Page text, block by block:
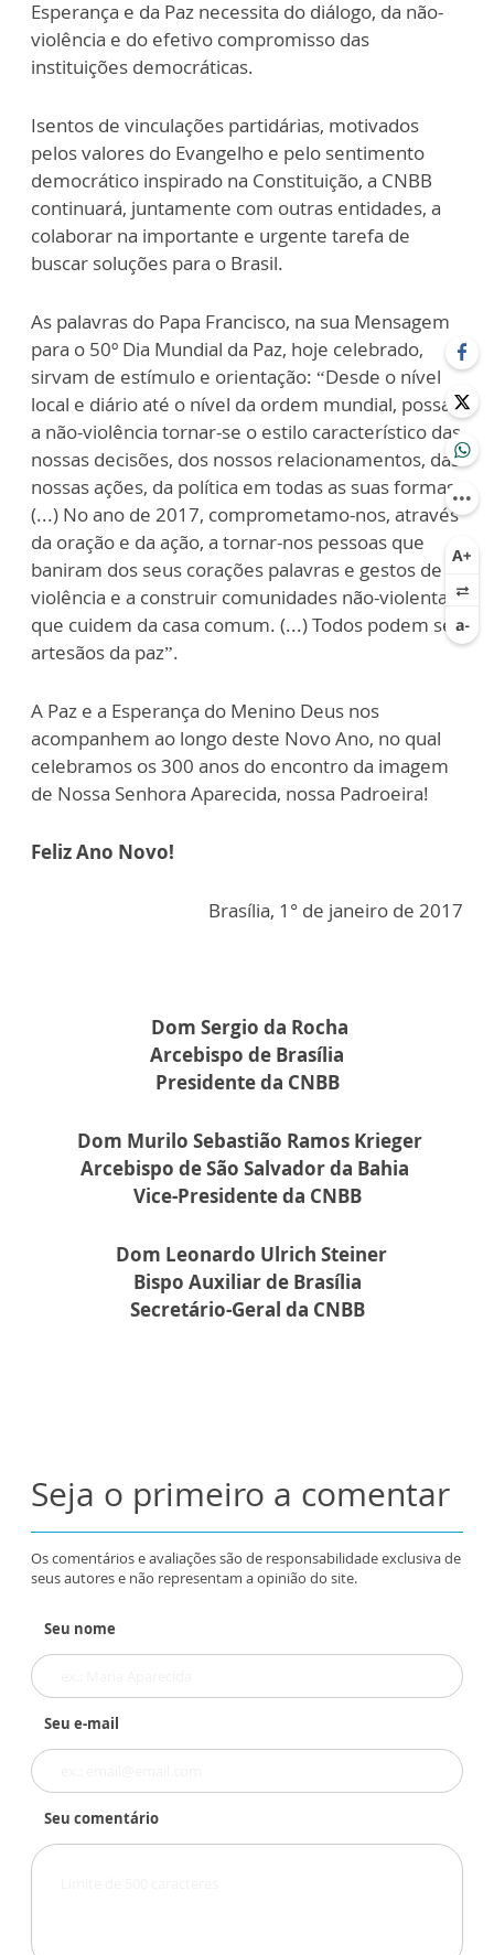
Esperança e da Paz necessita do diálogo, da não-
violência e do efetivo compromisso das
instituições democráticas.
Isentos de vinculações partidárias, motivados
pelos valores do Evangelho e pelo sentimento
democrático inspirado na Constituição, a CNBB
continuará, juntamente com outras entidades, a
colaborar na importante e urgente tarefa de
buscar soluções para o Brasil.
As palavras do Papa Francisco, na sua Mensagem
para o 50º Dia Mundial da Paz, hoje celebrado,
sirvam de estímulo e orientação: “Desde o nível
local e diário até o nível da ordem mundial, possa
a não-violência tornar-se o estilo característico das
nossas decisões, dos nossos relacionamentos, das
nossas ações, da política em todas as suas formas.
(...) No ano de 2017, comprometamo-nos, através
da oração e da ação, a tornar-nos pessoas que
baniram dos seus corações palavras e gestos de
violência e a construir comunidades não-violentas
que cuidem da casa comum. (...) Todos podem ser
artesãos da paz”.
A Paz e a Esperança do Menino Deus nos
acompanhem ao longo deste Novo Ano, no qual
celebramos os 300 anos do encontro da imagem
de Nossa Senhora Aparecida, nossa Padroeira!
Feliz Ano Novo!
Brasília, 1° de janeiro de 2017
Dom Sergio da Rocha
Arcebispo de Brasília
Presidente da CNBB
Dom Murilo Sebastião Ramos Krieger
Arcebispo de São Salvador da Bahia
Vice-Presidente da CNBB
Dom Leonardo Ulrich Steiner
Bispo Auxiliar de Brasília
Secretário-Geral da CNBB
Seja o primeiro a comentar
Os comentários e avaliações são de responsabilidade exclusiva de
seus autores e não representam a opinião do site.
Seu nome
Seu e-mail
Seu comentário